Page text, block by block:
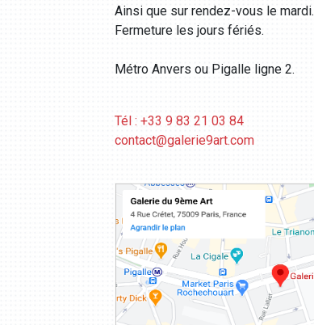
Ainsi que sur rendez-vous le mardi.
Fermeture les jours fériés.
Métro Anvers ou Pigalle ligne 2.
Tél : +33 9 83 21 03 84
contact@galerie9art.com